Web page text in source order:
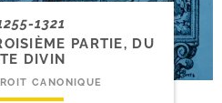
1321
PARTIE, DU
DIVIN
CANONIQUE